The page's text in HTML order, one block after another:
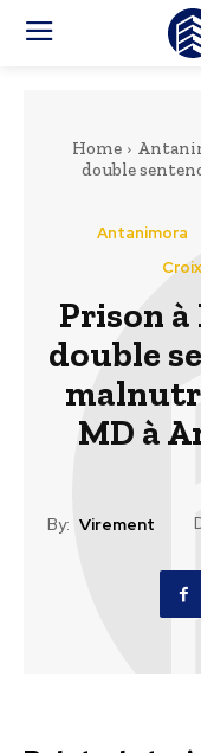
Home
double
Antanimora
Prison à
double
MD à
By: Virement